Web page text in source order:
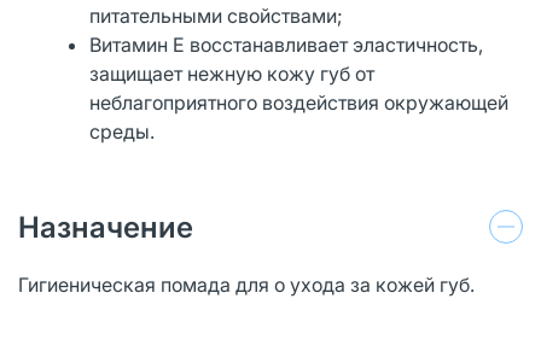
питательными свойствами;
Витамин Е восстанавливает эластичность,
защищает нежную кожу губ от
неблагоприятного воздействия окружающей
среды.
Назначение
Гигиеническая помада для о ухода за кожей губ.